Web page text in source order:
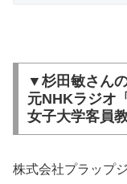
▼杉田敏さん
元NHKラジオ
女子大学客員
株式会社プラップ